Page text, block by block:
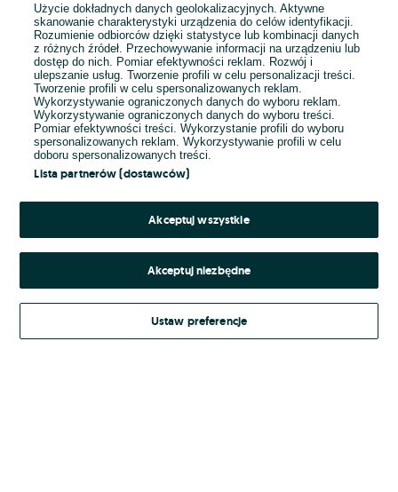
E-mail
Hasło
Kontynuując za pośrednictwem jednego z dostawców wskazanych powyżej,
Regulamin serwisu OLX.pl w jego aktualnym brzmieniu.
Użycie dokładnych danych geolokalizacyjnych. Aktywne
skanowanie charakterystyki urządzenia do celów identyfikacji.
Rozumienie odbiorców dzięki statystyce lub kombinacji danych
z różnych źródeł. Przechowywanie informacji na urządzeniu lub
dostęp do nich. Pomiar efektywności reklam. Rozwój i
ulepszanie usług. Tworzenie profili w celu personalizacji treści.
Tworzenie profili w celu spersonalizowanych reklam.
Wykorzystywanie ograniczonych danych do wyboru reklam.
Wykorzystywanie ograniczonych danych do wyboru treści.
Pomiar efektywności treści. Wykorzystanie profili do wyboru
spersonalizowanych reklam. Wykorzystywanie profili w celu
doboru spersonalizowanych treści.
Lista partnerów (dostawców)
Akceptuj wszystkie
Akceptuj niezbędne
Ustaw preferencje